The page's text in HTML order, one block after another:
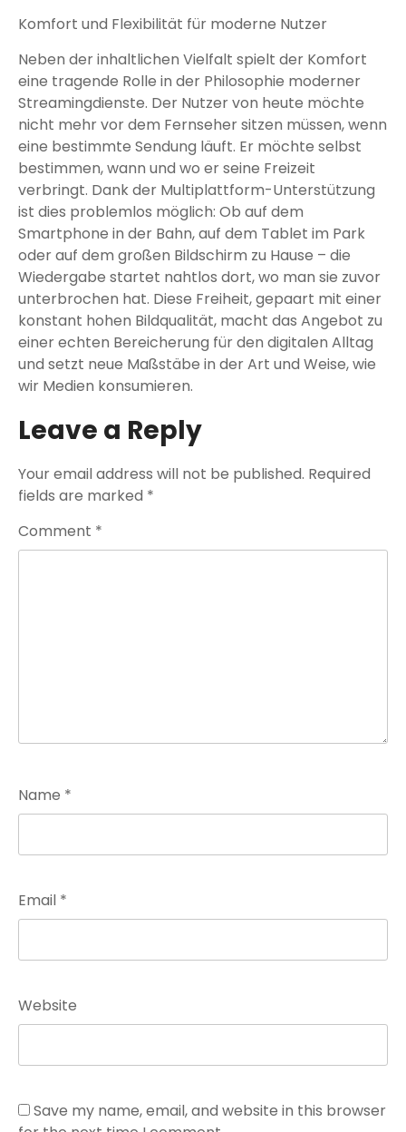
Komfort und Flexibilität für moderne Nutzer
Neben der inhaltlichen Vielfalt spielt der Komfort
eine tragende Rolle in der Philosophie moderner
Streamingdienste. Der Nutzer von heute möchte
nicht mehr vor dem Fernseher sitzen müssen, wenn
eine bestimmte Sendung läuft. Er möchte selbst
bestimmen, wann und wo er seine Freizeit
verbringt. Dank der Multiplattform-Unterstützung
ist dies problemlos möglich: Ob auf dem
Smartphone in der Bahn, auf dem Tablet im Park
oder auf dem großen Bildschirm zu Hause – die
Wiedergabe startet nahtlos dort, wo man sie zuvor
unterbrochen hat. Diese Freiheit, gepaart mit einer
konstant hohen Bildqualität, macht das Angebot zu
einer echten Bereicherung für den digitalen Alltag
und setzt neue Maßstäbe in der Art und Weise, wie
wir Medien konsumieren.
Leave a Reply
Your email address will not be published. Required
fields are marked *
Comment *
Name *
Email *
Website
Save my name, email, and website in this browser